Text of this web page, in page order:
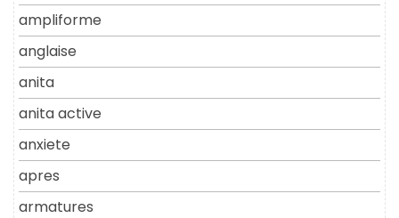
ampliforme
anglaise
anita
anita active
anxiete
apres
armatures